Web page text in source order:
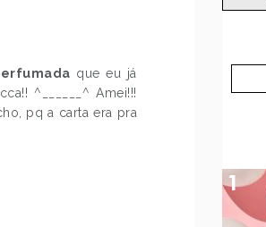
que eu já
^______^ Amei!!!
pq a carta era pra
1